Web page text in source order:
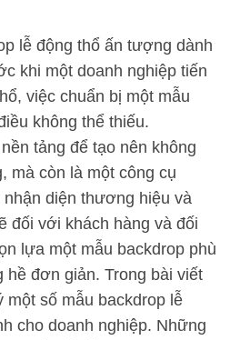
lễ động thổ ấn tượng dành
khi một doanh nghiệp tiến
việc chuẩn bị một mẫu
không thể thiếu.
tảng để tạo nên không
mà còn là một công cụ
diện thương hiệu và
đối với khách hàng và đối
lựa một mẫu backdrop phù
hề đơn giản. Trong bài viết
một số mẫu backdrop lễ
cho doanh nghiệp. Những